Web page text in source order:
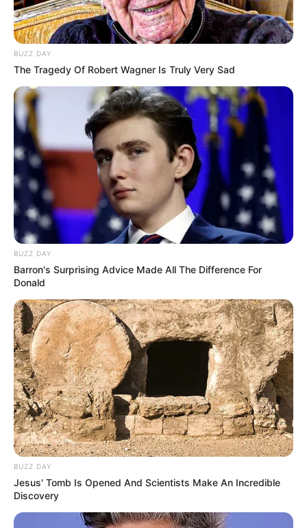
BUZZ DAY
The Tragedy Of Robert Wagner Is Truly Very Sad
BUZZ DAY
Barron's Surprising Advice Made All The Difference For
Donald
BUZZ DAY
Jesus' Tomb Is Opened And Scientists Make An Incredible
Discovery